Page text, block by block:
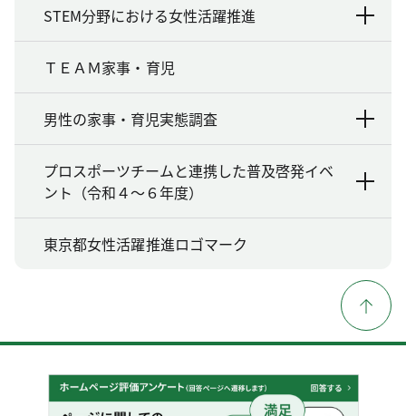
STEM分野における女性活躍推進
ＴＥＡＭ家事・育児
男性の家事・育児実態調査
プロスポーツチームと連携した普及啓発イベ
ント（令和４～６年度）
東京都女性活躍推進ロゴマーク